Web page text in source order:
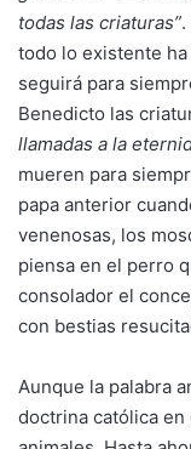
todas las criaturas”
todo lo existente
seguirá para
Benedicto las
llamadas a la
mueren para
papa anterior
venenosas, los
piensa en el perro
consolador el
con bestias
Aunque la palabra
doctrina católica